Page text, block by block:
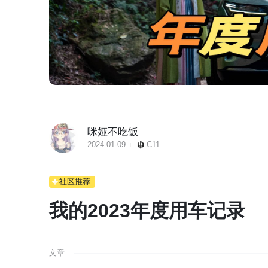
咪娅不吃饭
2024-01-09 C11
社区推荐
我的2023年度用车记录
文章